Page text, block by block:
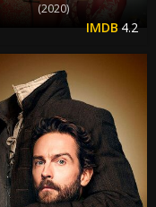
(2020)
4.2